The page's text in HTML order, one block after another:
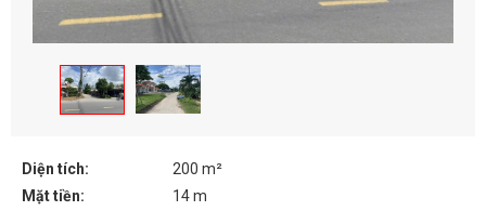
Diện tích:
200 m²
Mặt tiền:
14 m